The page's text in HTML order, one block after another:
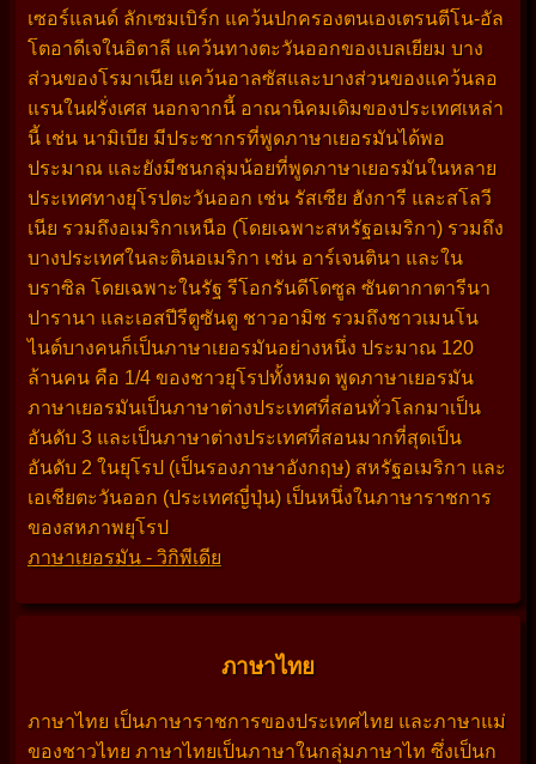
เซอร์แลนด์ ลักเซมเบิร์ก แคว้นปกครองตนเองเตรนตีโน-อัล
โตอาดีเจในอิตาลี แคว้นทางตะวันออกของเบลเยียม บาง
ส่วนของโรมาเนีย แคว้นอาลซัสและบางส่วนของแคว้นลอ
แรนในฝรั่งเศส นอกจากนี้ อาณานิคมเดิมของประเทศเหล่า
นี้ เช่น นามิเบีย มีประชากรที่พูดภาษาเยอรมันได้พอ
ประมาณ และยังมีชนกลุ่มน้อยที่พูดภาษาเยอรมันในหลาย
ประเทศทางยุโรปตะวันออก เช่น รัสเซีย ฮังการี และสโลวี
เนีย รวมถึงอเมริกาเหนือ (โดยเฉพาะสหรัฐอเมริกา) รวมถึง
บางประเทศในละตินอเมริกา เช่น อาร์เจนตินา และใน
บราซิล โดยเฉพาะในรัฐ รีโอกรันดีโดซูล ซันตากาตารีนา
ปารานา และเอสปีรีตูซันตู ชาวอามิช รวมถึงชาวเมนโน
ไนต์บางคนก็เป็นภาษาเยอรมันอย่างหนึ่ง ประมาณ 120
ล้านคน คือ 1/4 ของชาวยุโรปทั้งหมด พูดภาษาเยอรมัน
ภาษาเยอรมันเป็นภาษาต่างประเทศที่สอนทั่วโลกมาเป็น
อันดับ 3 และเป็นภาษาต่างประเทศที่สอนมากที่สุดเป็น
อันดับ 2 ในยุโรป (เป็นรองภาษาอังกฤษ) สหรัฐอเมริกา และ
เอเชียตะวันออก (ประเทศญี่ปุ่น) เป็นหนึ่งในภาษาราชการ
ของสหภาพยุโรป
ภาษาเยอรมัน - วิกิพีเดีย
ภาษาไทย
ภาษาไทย เป็นภาษาราชการของประเทศไทย และภาษาแม่
ของชาวไทย ภาษาไทยเป็นภาษาในกลุ่มภาษาไท ซึ่งเป็นก